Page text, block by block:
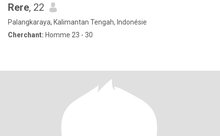
Rere, 22
Palangkaraya, Kalimantan Tengah, Indonésie
Cherchant: Homme 23 - 30